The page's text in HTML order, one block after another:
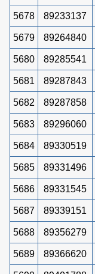
5678 89233137
5679 89264840
5680 89285541
5681 89287843
5682 89287858
5683 89296060
5684 89330519
5685 89331496
5686 89331545
5687 89339151
5688 89356279
5689 89366620